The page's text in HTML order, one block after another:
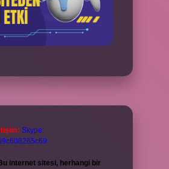
Skype:
internet sitesi, herhangi bir